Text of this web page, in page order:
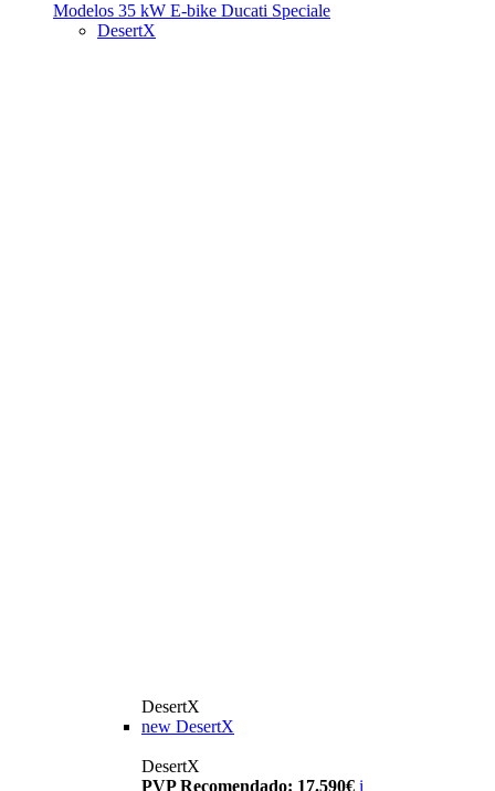
Modelos 35 kW E-bike Ducati Speciale
DesertX
DesertX
new DesertX
DesertX
PVP Recomendado: 17.590€ i